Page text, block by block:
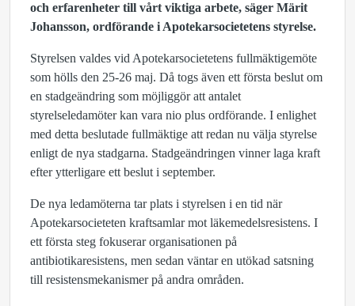
och erfarenheter till vårt viktiga arbete, säger Märit
Johansson, ordförande i Apotekarsocietetens styrelse.
Styrelsen valdes vid Apotekarsocietetens fullmäktigemöte
som hölls den 25-26 maj. Då togs även ett första beslut om
en stadgeändring som möjliggör att antalet
styrelseledamöter kan vara nio plus ordförande. I enlighet
med detta beslutade fullmäktige att redan nu välja styrelse
enligt de nya stadgarna. Stadgeändringen vinner laga kraft
efter ytterligare ett beslut i september.
De nya ledamöterna tar plats i styrelsen i en tid när
Apotekarsocieteten kraftsamlar mot läkemedelsresistens. I
ett första steg fokuserar organisationen på
antibiotikaresistens, men sedan väntar en utökad satsning
till resistensmekanismer på andra områden.